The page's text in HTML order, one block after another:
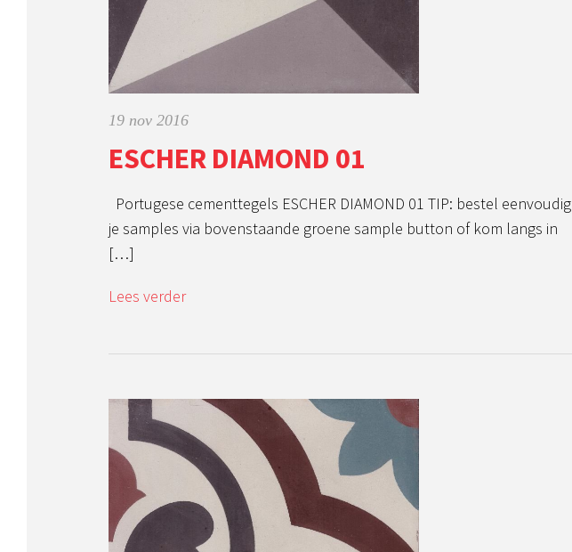
19 nov 2016
ESCHER DIAMOND 01
Portugese cementtegels ESCHER DIAMOND 01 TIP: bestel eenvoudig
je samples via bovenstaande groene sample button of kom langs in
[…]
Lees verder